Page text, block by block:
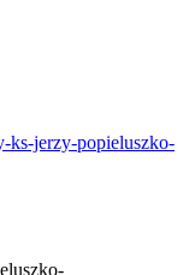
ks-jerzy-popieluszko-